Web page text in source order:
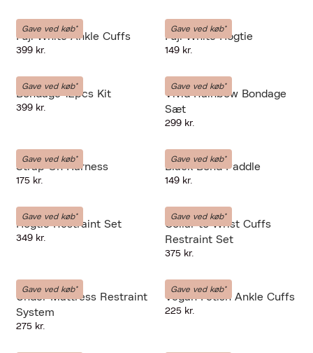
Gave ved køb*
LIEBE-SEELE
Fuji White Ankle Cuffs
399 kr.
Gave ved køb*
LIEBE-SEELE
Fuji White Hogtie
149 kr.
Gave ved køb*
LIEBE-SEELE
Bondage 12pcs Kit
399 kr.
Gave ved køb*
LIEBE-SEELE
Vivid Rainbow Bondage
Sæt
299 kr.
Gave ved køb*
LIEBE-SEELE
Strap On Harness
175 kr.
Gave ved køb*
LIEBE-SEELE
Black Bond Paddle
149 kr.
Gave ved køb*
LIEBE-SEELE
Hogtie Restraint Set
349 kr.
Gave ved køb*
LIEBE-SEELE
Collar to Wrist Cuffs
Restraint Set
375 kr.
Gave ved køb*
LIEBE-SEELE
Under Mattress Restraint
System
275 kr.
Gave ved køb*
LIEBE-SEELE
Vegan Fetish Ankle Cuffs
225 kr.